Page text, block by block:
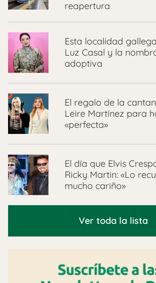
reapertura
Esta localidad
Luz Casal y la
adoptiva
El regalo de la
Leire Martínez para
«perfecta»
El día que Elvis
Ricky Martin: «Lo
mucho cariño»
Ver toda la lista